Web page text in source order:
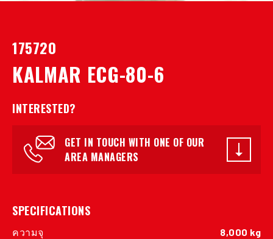
175720
KALMAR ECG-80-6
INTERESTED?
GET IN TOUCH WITH ONE OF OUR
AREA MANAGERS
SPECIFICATIONS
ความจุ
8,000 kg